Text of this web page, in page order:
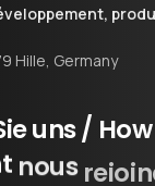
Hille, Germany
uns/ How
nous